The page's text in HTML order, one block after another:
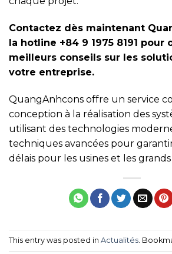
Contactez dès maintenant
la hotline +84 9 1975 8191 pour
meilleurs conseils sur les
votre entreprise.
QuangAnhcons offre un service
conception à la réalisation des
utilisant des technologies
techniques avancées pour
délais pour les usines et les
This entry was posted in Actualités .